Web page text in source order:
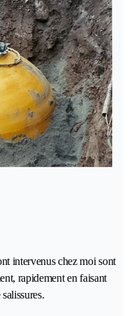
intervenus chez moi sont
rapidement en faisant